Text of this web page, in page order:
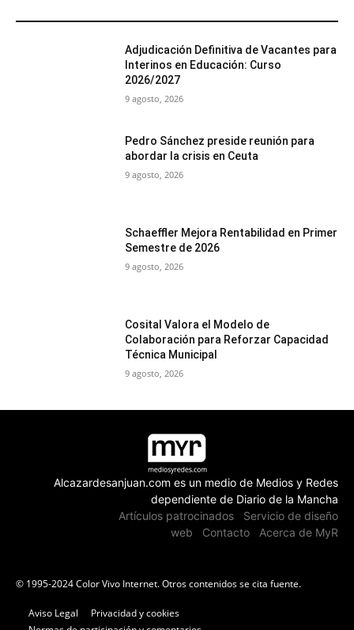
Adjudicación Definitiva de Vacantes para
Interinos en Educación: Curso
2026/2027
9 agosto, 2026
Pedro Sánchez preside reunión para
abordar la crisis en Ceuta
9 agosto, 2026
Schaeffler Mejora Rentabilidad en Primer
Semestre de 2026
9 agosto, 2026
Cosital Valora el Modelo de
Colaboración para Reforzar Capacidad
Técnica Municipal
9 agosto, 2026
Alcazardesanjuan.com es un medio de Medios y Redes
dependiente de Diario de la Mancha
Artículos patrocinados
Servicio de diseño
web
Contacto Acerca de MyR
© 1995-2024 Color Vivo Internet. Otros contenidos se cita fuente.
Aviso Legal
Privacidad y cookies